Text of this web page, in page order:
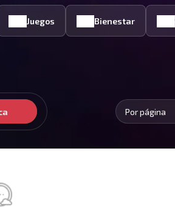
Juegos Bienestar
Por página